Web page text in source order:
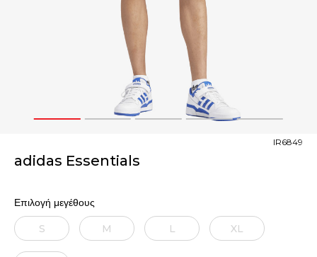
1 2 3 4 5
adidas Essentials
IR6849
Επιλογή μεγέθους
S M L XL